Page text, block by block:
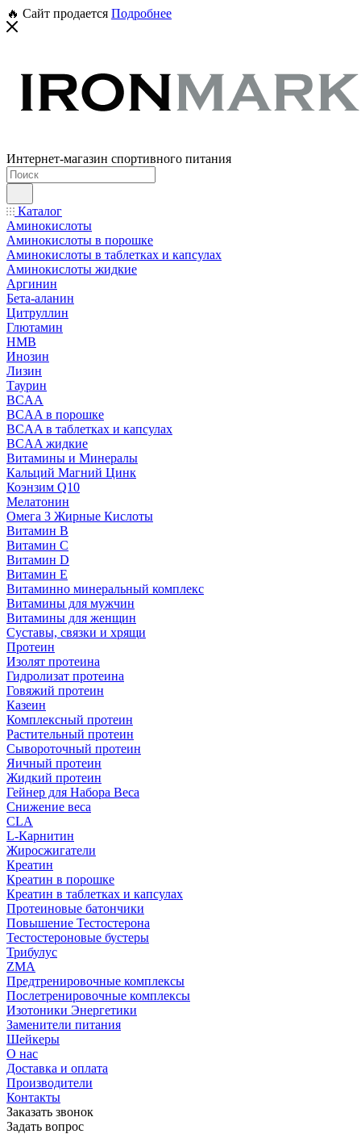
🔥 Сайт продается Подробнее
Интернет-магазин спортивного питания
Каталог
Аминокислоты
Аминокислоты в порошке
Аминокислоты в таблетках и капсулах
Аминокислоты жидкие
Аргинин
Бета-аланин
Цитруллин
Глютамин
HMB
Инозин
Лизин
Таурин
BCAA
BCAA в порошке
BCAA в таблетках и капсулах
BCAA жидкие
Витамины и Минералы
Кальций Магний Цинк
Коэнзим Q10
Мелатонин
Омега 3 Жирные Кислоты
Витамин B
Витамин C
Витамин D
Витамин E
Витаминно минеральный комплекс
Витамины для мужчин
Витамины для женщин
Суставы, связки и хрящи
Протеин
Изолят протеина
Гидролизат протеина
Говяжий протеин
Казеин
Комплексный протеин
Растительный протеин
Сывороточный протеин
Яичный протеин
Жидкий протеин
Гейнер для Набора Веса
Снижение веса
CLA
L-Карнитин
Жиросжигатели
Креатин
Креатин в порошке
Креатин в таблетках и капсулах
Протеиновые батончики
Повышение Тестостерона
Тестостероновые бустеры
Трибулус
ZMA
Предтренировочные комплексы
Послетренировочные комплексы
Изотоники Энергетики
Заменители питания
Шейкеры
О нас
Доставка и оплата
Производители
Контакты
Заказать звонок
Задать вопрос